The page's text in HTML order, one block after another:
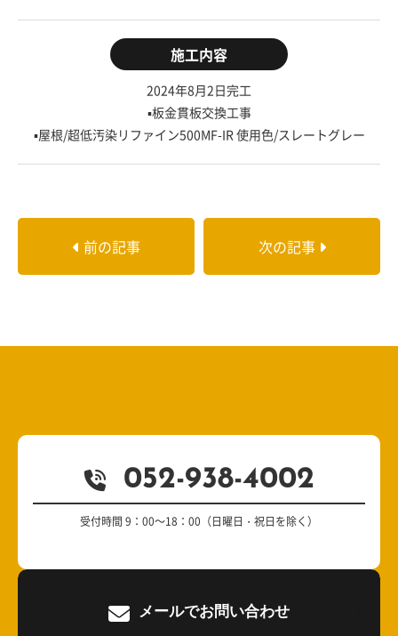
施工内容
2024年8月2日完工
▪板金貫板交換工事
▪屋根/超低汚染リファイン500MF-IR 使用色/スレートグレー
前の記事 次の記事
052-938-4002
受付時間 9：00～18：00（日曜日・祝日を除く）
メールでお問い合わせ